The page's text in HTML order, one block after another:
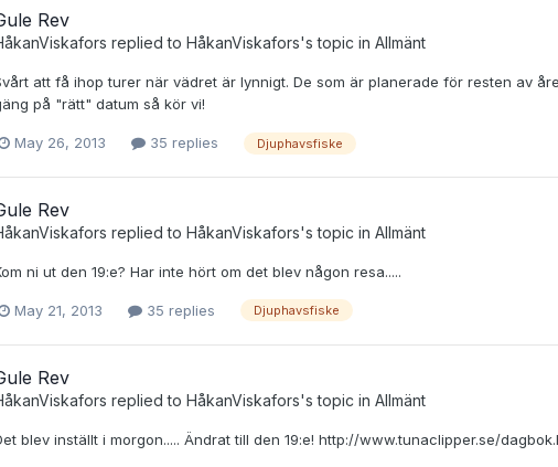
Rev
replied to HåkanViskafors's topic in Allmänt
att få ihop turer när vädret är lynnigt. De som är planerade för resten av
på "rätt" datum så kör vi!
May 26, 2013 35 replies Djuphavsfiske
Rev
replied to HåkanViskafors's topic in Allmänt
ni ut den 19:e? Har inte hört om det blev någon resa.....
May 21, 2013 35 replies Djuphavsfiske
Rev
replied to HåkanViskafors's topic in Allmänt
blev inställt i morgon..... Ändrat till den 19:e! http://www.tunaclipper.se/